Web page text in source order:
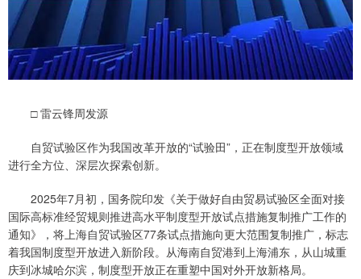
□ 雷云锋周发源
自贸试验区作为我国改革开放的“试验田”，正在制度型开放领域
进行全方位、深层次探索创新。
2025年7月初，国务院印发《关于做好自由贸易试验区全面对接
国际高标准经贸规则推进高水平制度型开放试点措施复制推广工作的
通知》，将上海自贸试验区77条试点措施向更大范围复制推广，标志
着我国制度型开放进入新阶段。从海南自贸港到上海浦东，从山城重
庆到冰城哈尔滨，制度型开放正在重塑中国对外开放新格局。